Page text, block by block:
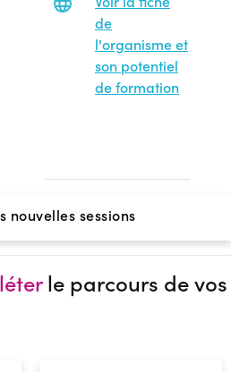
de
l'organisme et
son potentiel
de formation
nouvelles sessions
le parcours de vos